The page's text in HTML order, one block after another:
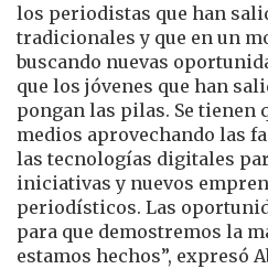
los periodistas que han
tradicionales y que en un
buscando nuevas
que los jóvenes que han
pongan las pilas. Se
medios aprovechando las
las tecnologías digitales
iniciativas y nuevos
periodísticos. Las
para que demostremos la
estamos hechos”, expresó